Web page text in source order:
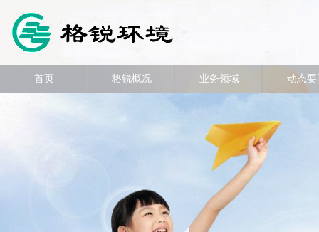
首页 格锐概况 业务领域 动态要